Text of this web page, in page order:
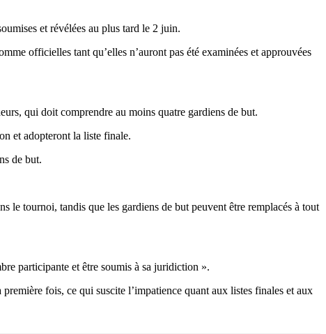
et révélées au plus tard le 2 juin.
officielles tant qu’elles n’auront pas été examinées et approuvées
qui doit comprendre au moins quatre gardiens de but.
et adopteront la liste finale.
de but.
le tournoi, tandis que les gardiens de but peuvent être remplacés à tout
participante et être soumis à sa juridiction ».
fois, ce qui suscite l’impatience quant aux listes finales et aux